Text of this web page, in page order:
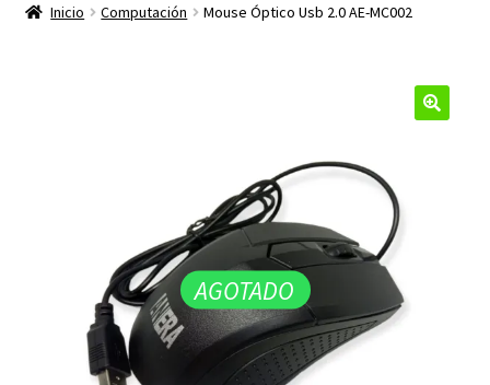
productos
Inicio Computación Mouse Óptico Usb 2.0 AE-MC002
AGOTADO